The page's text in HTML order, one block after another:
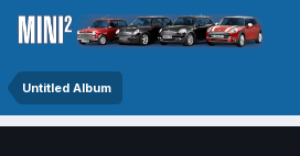
Untitled Album